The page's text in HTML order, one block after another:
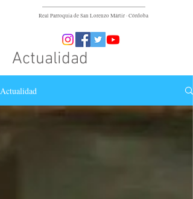
Real Parroquia de San Lorenzo Mártir · Córdoba
Actualidad
Actualidad